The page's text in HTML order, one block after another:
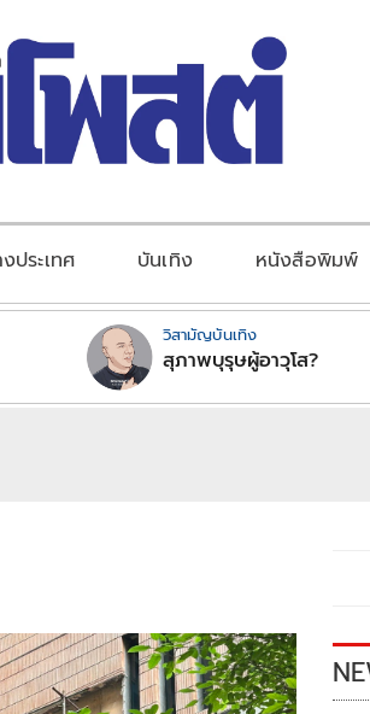
ประเทศ บันเทิง หนังสือพิมพ์
วิสามัญบันเทิง
สุภาพบุรุษผู้อาวุโส?